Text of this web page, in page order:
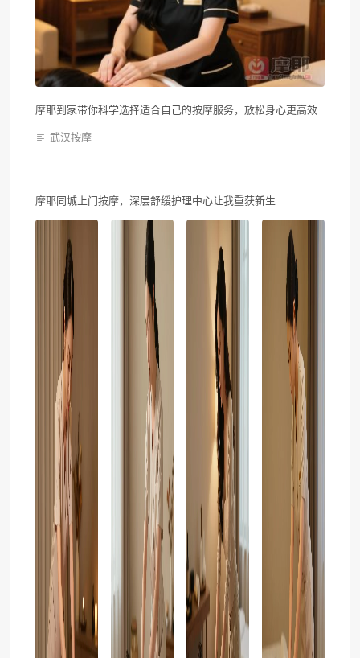
摩耶到家带你科学选择适合自己的按摩服务，放松身心更高效
武汉按摩
摩耶同城上门按摩，深层舒缓护理中心让我重获新生